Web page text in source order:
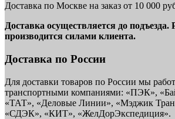
Доставка по Москве на заказ от 10 000
Доставка осуществляется до подъезда.
производится силами клиента.
Доставка по России
Для доставки товаров по России мы
транспортными компаниями: «ПЭК»,
«ТАТ», «Деловые Линии», «Мэджик
«СДЭК», «КИТ», «ЖелДорЭкспедиция».